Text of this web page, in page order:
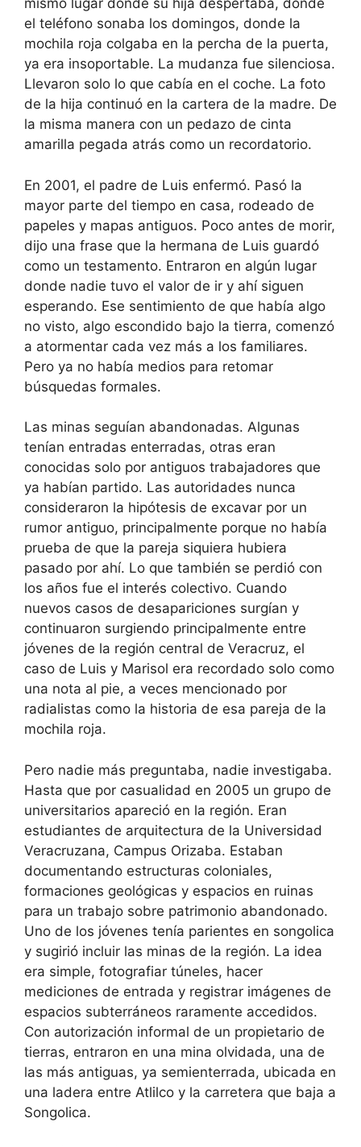
mismo lugar donde su hija despertaba, donde
el teléfono sonaba los domingos, donde la
mochila roja colgaba en la percha de la puerta,
ya era insoportable. La mudanza fue silenciosa.
Llevaron solo lo que cabía en el coche. La foto
de la hija continuó en la cartera de la madre. De
la misma manera con un pedazo de cinta
amarilla pegada atrás como un recordatorio.
En 2001, el padre de Luis enfermó. Pasó la
mayor parte del tiempo en casa, rodeado de
papeles y mapas antiguos. Poco antes de morir,
dijo una frase que la hermana de Luis guardó
como un testamento. Entraron en algún lugar
donde nadie tuvo el valor de ir y ahí siguen
esperando. Ese sentimiento de que había algo
no visto, algo escondido bajo la tierra, comenzó
a atormentar cada vez más a los familiares.
Pero ya no había medios para retomar
búsquedas formales.
Las minas seguían abandonadas. Algunas
tenían entradas enterradas, otras eran
conocidas solo por antiguos trabajadores que
ya habían partido. Las autoridades nunca
consideraron la hipótesis de excavar por un
rumor antiguo, principalmente porque no había
prueba de que la pareja siquiera hubiera
pasado por ahí. Lo que también se perdió con
los años fue el interés colectivo. Cuando
nuevos casos de desapariciones surgían y
continuaron surgiendo principalmente entre
jóvenes de la región central de Veracruz, el
caso de Luis y Marisol era recordado solo como
una nota al pie, a veces mencionado por
radialistas como la historia de esa pareja de la
mochila roja.
Pero nadie más preguntaba, nadie investigaba.
Hasta que por casualidad en 2005 un grupo de
universitarios apareció en la región. Eran
estudiantes de arquitectura de la Universidad
Veracruzana, Campus Orizaba. Estaban
documentando estructuras coloniales,
formaciones geológicas y espacios en ruinas
para un trabajo sobre patrimonio abandonado.
Uno de los jóvenes tenía parientes en songolica
y sugirió incluir las minas de la región. La idea
era simple, fotografiar túneles, hacer
mediciones de entrada y registrar imágenes de
espacios subterráneos raramente accedidos.
Con autorización informal de un propietario de
tierras, entraron en una mina olvidada, una de
las más antiguas, ya semienterrada, ubicada en
una ladera entre Atlilco y la carretera que baja a
Songolica.